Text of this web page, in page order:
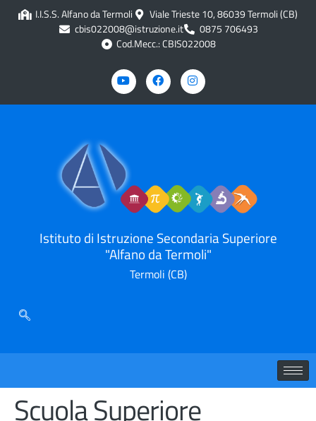
contenutoI.I.S.S. Alfano da Termoli
Viale Trieste 10, 86039 Termoli (CB)
cbis022008@istruzione.it
0875 706493
Cod.Mecc.: CBIS022008
Istituto di Istruzione Secondaria Superiore
"Alfano da Termoli"
Termoli (CB)
Scuola Superiore